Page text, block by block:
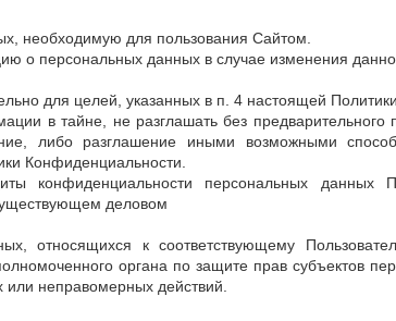
необходимую для пользования Сайтом.
о персональных данных в случае изменения
для целей, указанных в п. 4 настоящей
в тайне, не разглашать без предварительного
либо разглашение иными возможными
Конфиденциальности.
конфиденциальности персональных данных
деловом
относящихся к соответствующему
органа по защите прав субъектов
неправомерных действий.